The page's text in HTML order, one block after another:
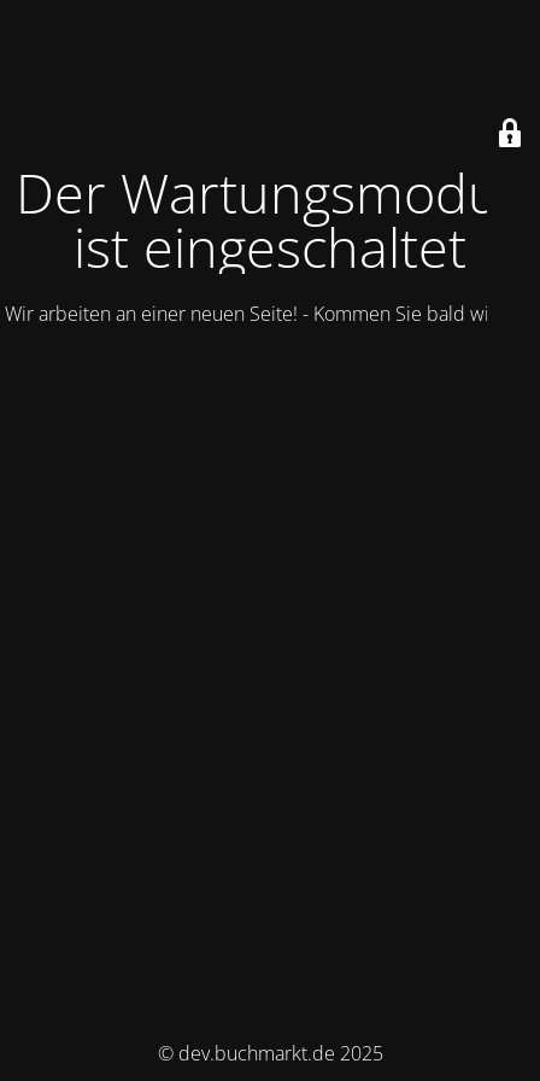
Der Wartungsmodus
ist eingeschaltet
Wir arbeiten an einer neuen Seite! - Kommen Sie bald wieder.
© dev.buchmarkt.de 2025